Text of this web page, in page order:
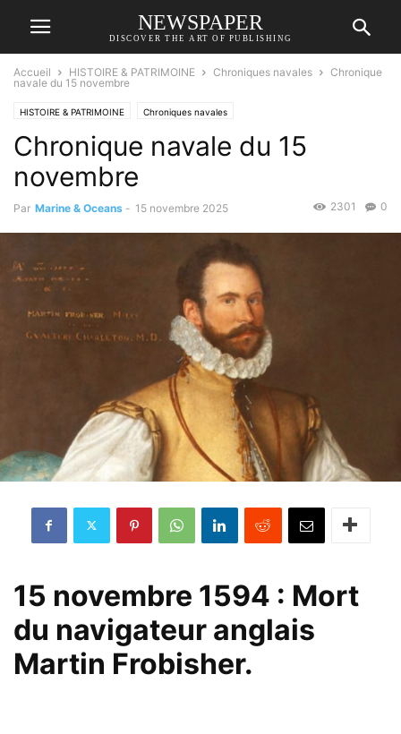
NEWSPAPER
DISCOVER THE ART OF PUBLISHING
Accueil HISTOIRE & PATRIMOINE Chroniques navales
Chronique
navale du 15 novembre
HISTOIRE & PATRIMOINE Chroniques navales
Chronique navale du 15
novembre
Par Marine & Oceans - 15 novembre 2025 0
2301
15 novembre 1594 : Mort
du navigateur anglais
Martin Frobisher.